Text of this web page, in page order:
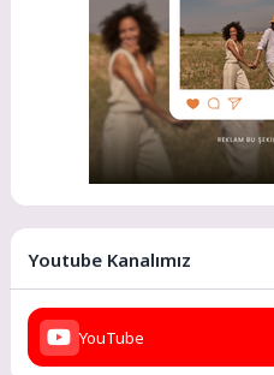
Youtube Kanalımız
YouTube